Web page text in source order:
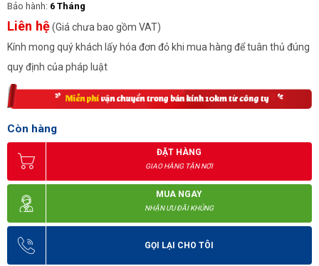
Bảo hành: 6 Tháng
Liên hệ(Giá chưa bao gồm VAT)
Kính mong quý khách lấy hóa đơn đỏ khi mua hàng để tuân thủ đúng
quy định của pháp luật
Còn hàng
ĐẶT HÀNG
GIAO HÀNG TẬN NƠI
MUA NGAY
NHẬN ƯU ĐÃI KHỦNG
GỌI LẠI CHO TÔI